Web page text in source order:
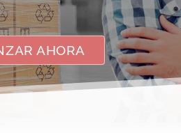
AHORA